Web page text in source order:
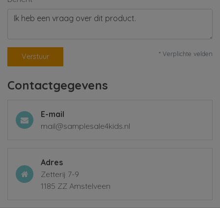
Verstuur * Verplichte velden
Contactgegevens
E-mail
mail@samplesale4kids.nl
Adres
Zetterij 7-9
1185 ZZ Amstelveen